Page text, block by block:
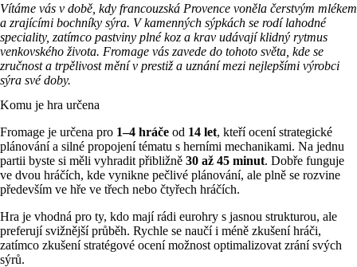
Vítáme vás v době, kdy francouzská Provence voněla čerstvým mlékem
a zrajícími bochníky sýra. V kamenných sýpkách se rodí lahodné
speciality, zatímco pastviny plné koz a krav udávají klidný rytmus
venkovského života. Fromage vás zavede do tohoto světa, kde se
zručnost a trpělivost mění v prestiž a uznání mezi nejlepšími výrobci
sýra své doby.
Komu je hra určena
Fromage je určena pro 1–4 hráče od 14 let, kteří ocení strategické
plánování a silné propojení tématu s herními mechanikami. Na jednu
partii byste si měli vyhradit přibližně 30 až 45 minut. Dobře funguje
ve dvou hráčích, kde vynikne pečlivé plánování, ale plně se rozvine
především ve hře ve třech nebo čtyřech hráčích.
Hra je vhodná pro ty, kdo mají rádi eurohry s jasnou strukturou, ale
preferují svižnější průběh. Rychle se naučí i méně zkušení hráči,
zatímco zkušení stratégové ocení možnost optimalizovat zrání svých
sýrů.